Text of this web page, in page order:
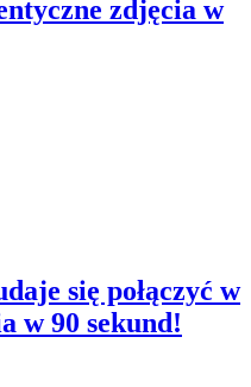
zdjęcia w
się połączyć w
w 90 sekund!